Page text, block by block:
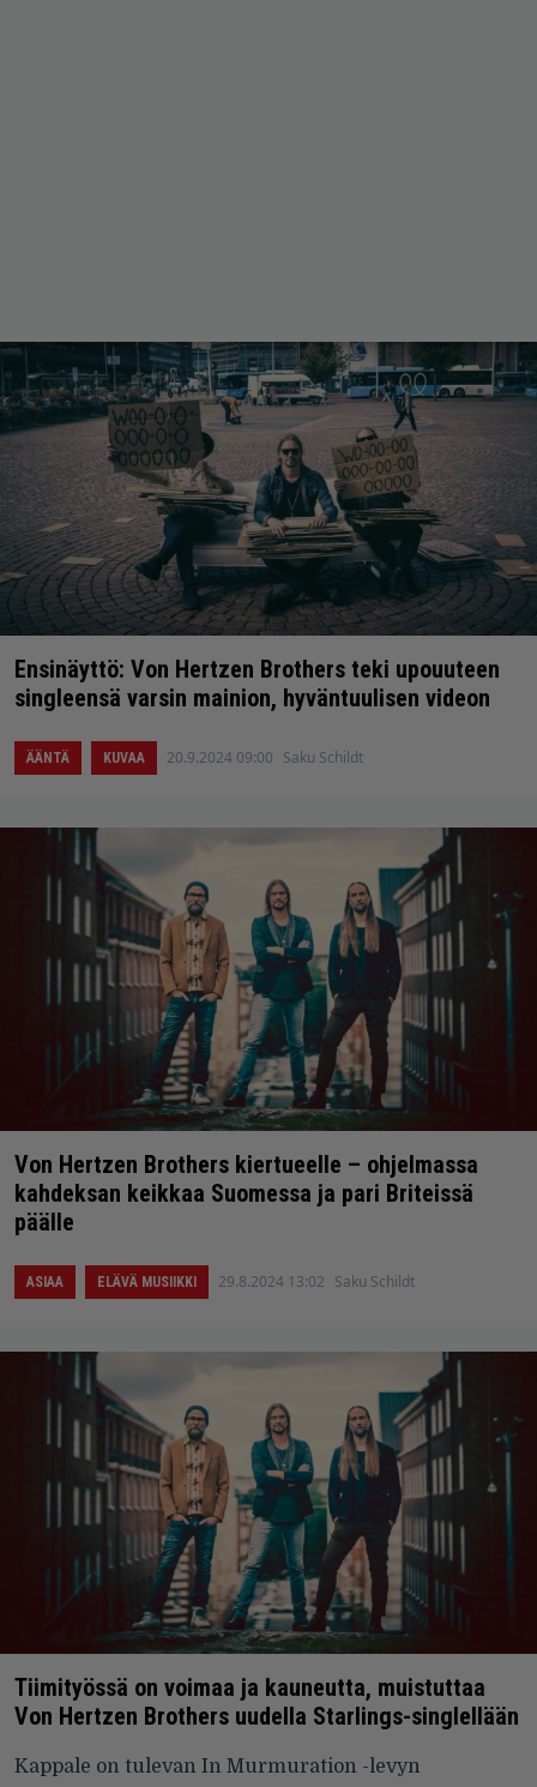
Ensinäyttö: Von Hertzen Brothers teki upouuteen
singleensä varsin mainion, hyväntuulisen videon
ÄÄNTÄ KUVAA 20.9.2024 09:00 Saku Schildt
Von Hertzen Brothers kiertueelle – ohjelmassa
kahdeksan keikkaa Suomessa ja pari Briteissä
päälle
ASIAA ELÄVÄ MUSIIKKI 29.8.2024 13:02 Saku Schildt
Tiimityössä on voimaa ja kauneutta, muistuttaa
Von Hertzen Brothers uudella Starlings-singlellään
Kappale on tulevan In Murmuration -levyn